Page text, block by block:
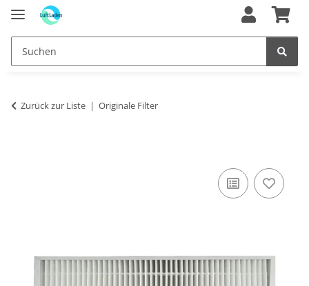
Zurück zur Liste Originale Filter